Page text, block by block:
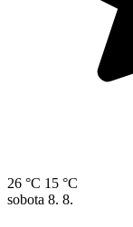
26 °C 15 °C
sobota 8. 8.